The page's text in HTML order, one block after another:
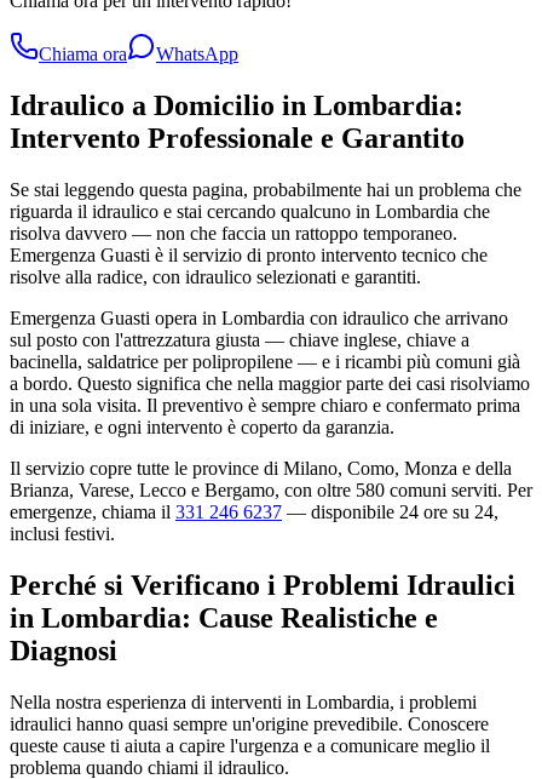
Chiama ora WhatsApp
Idraulico a Domicilio in Lombardia:
Intervento Professionale e Garantito
Se stai leggendo questa pagina, probabilmente hai un problema che
riguarda il idraulico e stai cercando qualcuno in Lombardia che
risolva davvero — non che faccia un rattoppo temporaneo.
Emergenza Guasti è il servizio di pronto intervento tecnico che
risolve alla radice, con idraulico selezionati e garantiti.
Emergenza Guasti opera in Lombardia con idraulico che arrivano
sul posto con l'attrezzatura giusta — chiave inglese, chiave a
bacinella, saldatrice per polipropilene — e i ricambi più comuni già
a bordo. Questo significa che nella maggior parte dei casi risolviamo
in una sola visita. Il preventivo è sempre chiaro e confermato prima
di iniziare, e ogni intervento è coperto da garanzia.
Il servizio copre tutte le province di Milano, Como, Monza e della
Brianza, Varese, Lecco e Bergamo, con oltre 580 comuni serviti. Per
emergenze, chiama il 331 246 6237 — disponibile 24 ore su 24,
inclusi festivi.
Perché si Verificano i Problemi Idraulici
in Lombardia: Cause Realistiche e
Diagnosi
Nella nostra esperienza di interventi in Lombardia, i problemi
idraulici hanno quasi sempre un'origine prevedibile. Conoscere
queste cause ti aiuta a capire l'urgenza e a comunicare meglio il
problema quando chiami il idraulico.